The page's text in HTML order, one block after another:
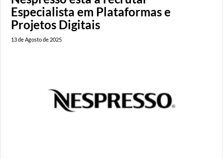
Especialista em Plataformas e
Projetos Digitais
13 de Agosto de 2025